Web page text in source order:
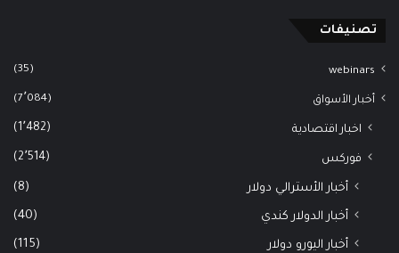
تصنيفات
webinars
(35)
أخبار الأسواق (7٬084)
اخبار اقتصادية (1٬482)
فوركس (2٬514)
أخبار الأسترالي دولار (8)
أخبار الدولار كندي (40)
أخبار اليورو دولار (115)